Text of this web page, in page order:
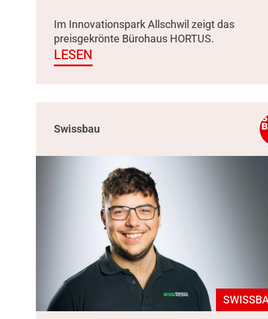
Im Innovationspark Allschwil zeigt das
preisgekrönte Bürohaus HORTUS.
LESEN
Swissbau